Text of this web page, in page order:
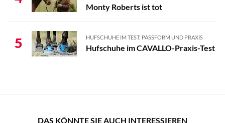
Monty Roberts ist tot
5 HUFSCHUHE IM TEST: PASSFORM UND PRAXIS
Hufschuhe im CAVALLO-Praxis-Test
DAS KÖNNTE SIE AUCH INTERESSIEREN